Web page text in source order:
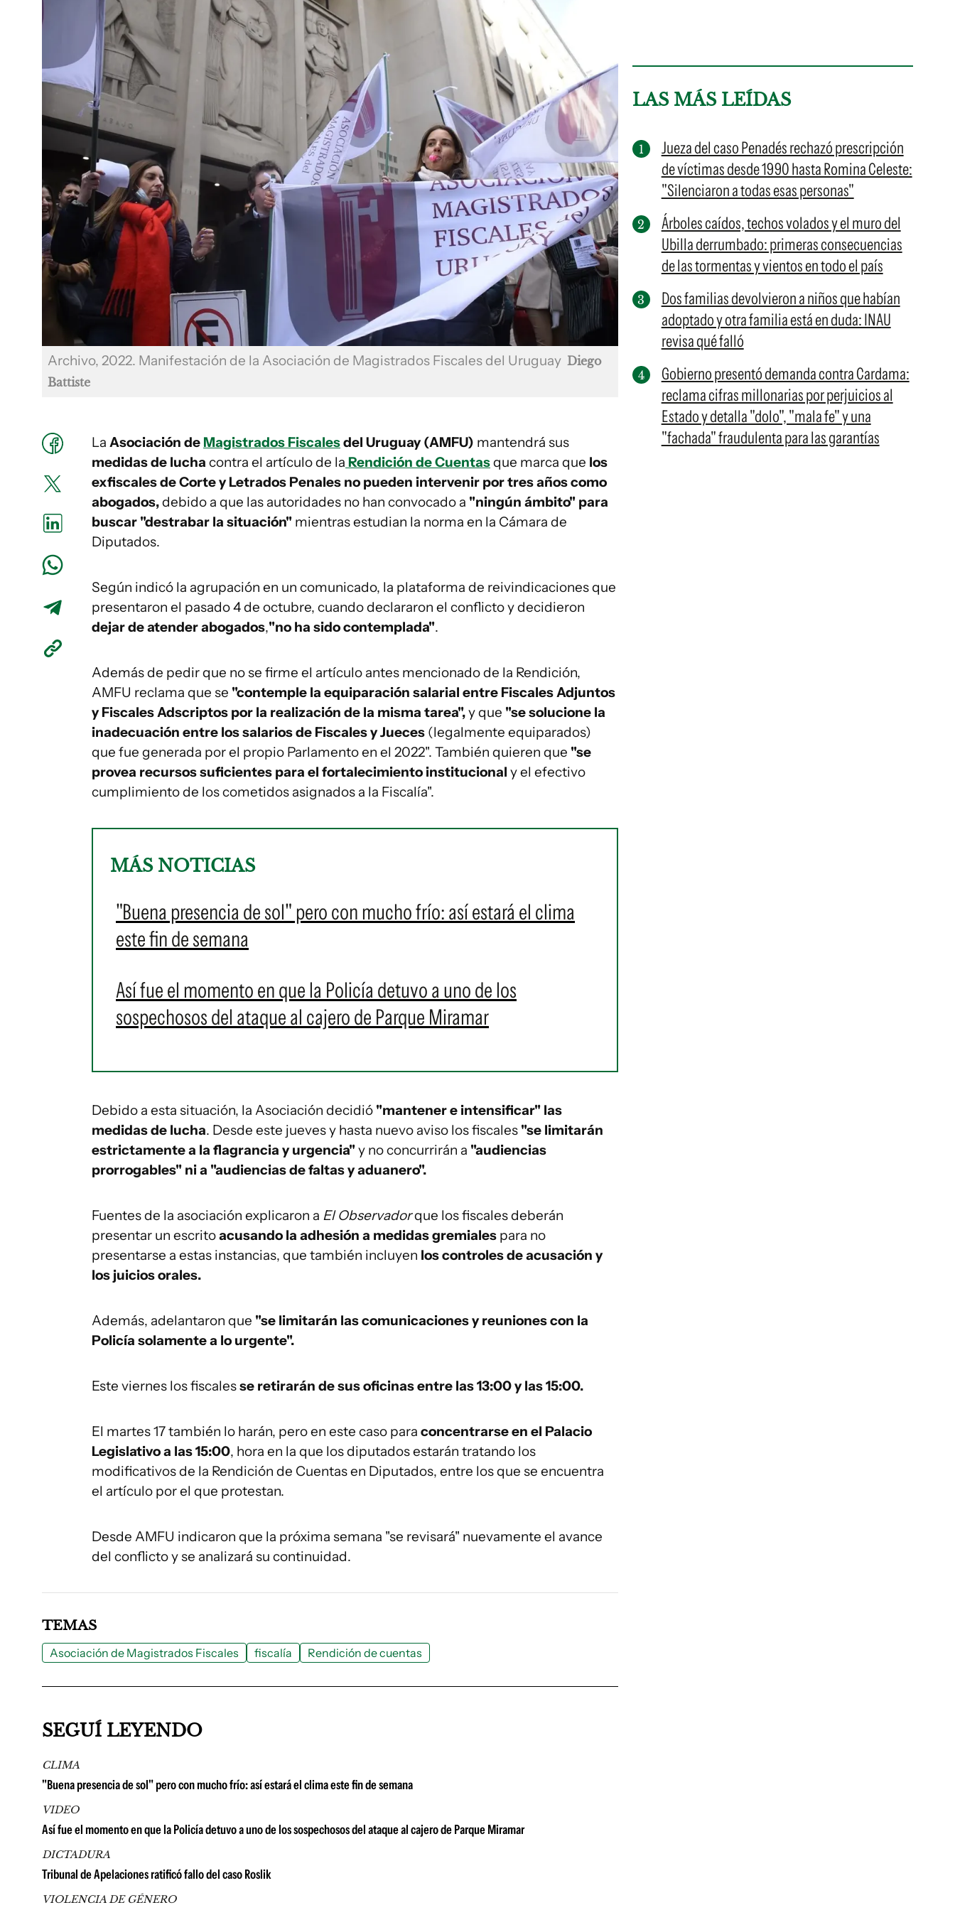
Archivo, 2022. Manifestación de la Asociación de Magistrados Fiscales del Uruguay Diego
Battiste
La Asociación de Magistrados Fiscalesdel Uruguay (AMFU) mantendrá sus
medidas de lucha contra el artículo de la Rendición de Cuentasque marca que los
exfiscales de Corte y Letrados Penales no pueden intervenir por tres años como
abogados,debido a que las autoridades no han convocado a "ningún ámbito" para
buscar "destrabar la situación" mientras estudian la norma en la Cámara de
Diputados.
Según indicó la agrupación en un comunicado, la plataforma de reivindicaciones que
presentaron el pasado 4 de octubre, cuando declararon el conflicto y decidieron
dejar de atender abogados,"no ha sido contemplada".
Además de pedir que no se firme el artículo antes mencionado de la Rendición,
AMFU reclama que se "contemple la equiparación salarial entre Fiscales Adjuntos
y Fiscales Adscriptos por la realización de la misma tarea",y que "se solucione la
inadecuación entre los salarios de Fiscales y Jueces (legalmente equiparados)
que fue generada por el propio Parlamento en el 2022". También quieren que "se
provea recursos suficientes para el fortalecimiento institucional y el efectivo
cumplimiento de los cometidos asignados a la Fiscalía".
MÁS NOTICIAS
"Buena presencia de sol" pero con mucho frío: así estará el clima
este fin de semana
Así fue el momento en que la Policía detuvo a uno de los
sospechosos del ataque al cajero de Parque Miramar
Debido a esta situación, la Asociación decidió "mantener e intensificar" las
medidas de lucha. Desde este jueves y hasta nuevo aviso los fiscales "se limitarán
estrictamente a la flagrancia y urgencia"y no concurrirán a "audiencias
prorrogables" ni a "audiencias de faltas y aduanero".
Fuentes de la asociación explicaron a El Observadorque los fiscales deberán
presentar un escritoacusando la adhesión a medidas gremiales para no
presentarse a estas instancias, que también incluyen los controles de acusación y
los juicios orales.
Además, adelantaron que "se limitarán las comunicaciones y reuniones con la
Policía solamente a lo urgente".
Este viernes los fiscalesse retirarán de sus oficinas entre las 13:00 y las 15:00.
El martes 17 también lo harán, pero en este caso para concentrarse en el Palacio
Legislativo a las 15:00, hora en la que los diputados estarán tratando los
modificativos de la Rendición de Cuentas en Diputados, entre los que se encuentra
el artículo por el que protestan.
Desde AMFU indicaron que la próxima semana "se revisará" nuevamente el avance
del conflicto y se analizará su continuidad.
LAS MÁS LEÍDAS
Jueza del caso Penadés rechazó prescripción
de víctimas desde 1990 hasta Romina Celeste:
"Silenciaron a todas esas personas"
Árboles caídos, techos volados y el muro del
Ubilla derrumbado: primeras consecuencias
de las tormentas y vientos en todo el país
Dos familias devolvieron a niños que habían
adoptado y otra familia está en duda: INAU
revisa qué falló
Gobierno presentó demanda contra Cardama:
reclama cifras millonarias por perjuicios al
Estado y detalla "dolo", "mala fe" y una
"fachada" fraudulenta para las garantías
TEMAS
Asociación de Magistrados Fiscales fiscalía Rendición de cuentas
SEGUÍ LEYENDO
CLIMA
"Buena presencia de sol" pero con mucho frío: así estará el clima este fin de semana
VIDEO
Así fue el momento en que la Policía detuvo a uno de los sospechosos del ataque al cajero de Parque Miramar
DICTADURA
Tribunal de Apelaciones ratificó fallo del caso Roslik
VIOLENCIA DE GÉNERO